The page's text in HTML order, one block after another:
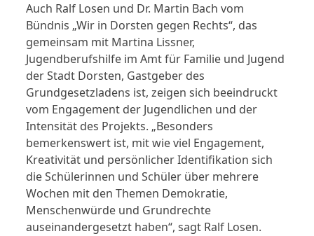
Auch Ralf Losen und Dr. Martin Bach vom
Bündnis „Wir in Dorsten gegen Rechts“, das
gemeinsam mit Martina Lissner,
Jugendberufshilfe im Amt für Familie und Jugend
der Stadt Dorsten, Gastgeber des
Grundgesetzladens ist, zeigen sich beeindruckt
vom Engagement der Jugendlichen und der
Intensität des Projekts. „Besonders
bemerkenswert ist, mit wie viel Engagement,
Kreativität und persönlicher Identifikation sich
die Schülerinnen und Schüler über mehrere
Wochen mit den Themen Demokratie,
Menschenwürde und Grundrechte
auseinandergesetzt haben“, sagt Ralf Losen.